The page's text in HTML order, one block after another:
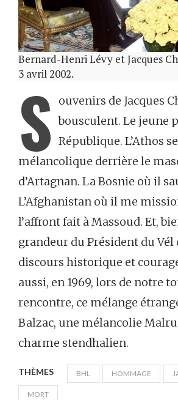
Bernard-Henri Lévy et Jacques
3 avril 2002.
S
ouvenirs de Jacques
bousculent. Le jeune
République. L’Athos
mélancolique derrière le
d’Artagnan. La Bosnie où il
L’Afghanistan où il me
l’affront fait à Massoud. Et,
grandeur du Président du Vél
discours historique et
aussi, en 1969, lors de notre
rencontre, ce mélange
Balzac, une mélancolie
charme stendhalien.
THÈMES BHL HOMMAGE
MORT